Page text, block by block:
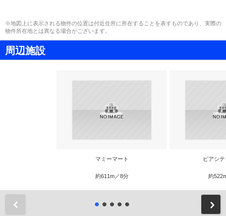
※地図上に表示される物件の位置は付近住所に所在することを表すものであり、実際の
物件所在地とは異なる場合がございます。
周辺施設
マミーマート
約611m／8分
ピアシ
約